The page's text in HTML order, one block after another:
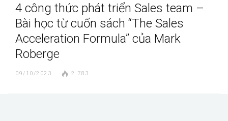
4 công thức phát triển Sales team –
Bài học từ cuốn sách “The Sales
Acceleration Formula” của Mark
Roberge
09/10/2023 2.783